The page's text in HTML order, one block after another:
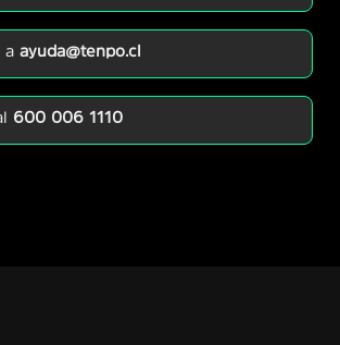
aayuda@tenpo.cl
600 006 1110